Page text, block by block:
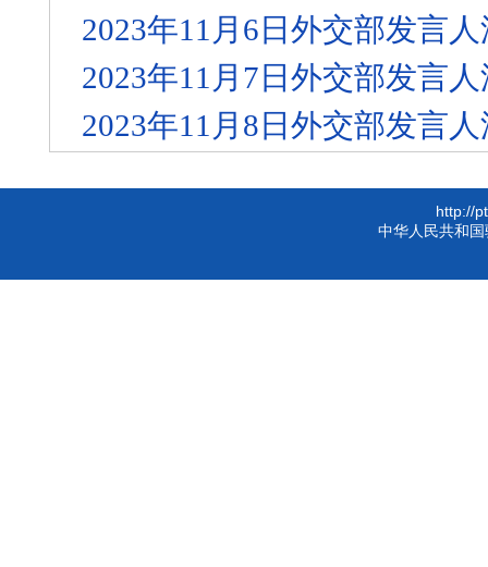
2023年11月6日外交部发言
2023年11月7日外交部发言
2023年11月8日外交部发言
http://
中华人民共和